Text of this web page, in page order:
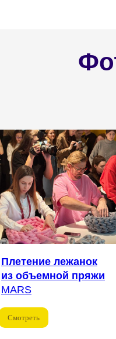
Плетение лежанок
из объемной пряжи
MARS
Смотреть